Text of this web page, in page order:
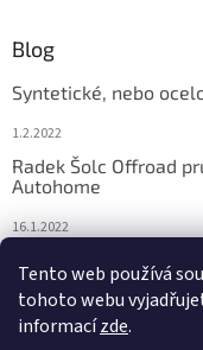
Tento web používá
tohoto webu
informacízde.
Blog
Syntetické, nebo
1.2.2022
Radek Šolc Offroad
Autohome
16.1.2022
4.2.2021